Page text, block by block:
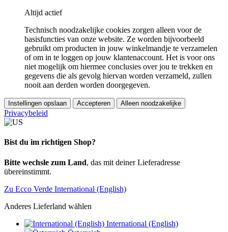
Altijd actief
Technisch noodzakelijke cookies zorgen alleen voor de
basisfuncties van onze website. Ze worden bijvoorbeeld
gebruikt om producten in jouw winkelmandje te verzamelen
of om in te loggen op jouw klantenaccount. Het is voor ons
niet mogelijk om hiermee conclusies over jou te trekken en
gegevens die als gevolg hiervan worden verzameld, zullen
nooit aan derden worden doorgegeven.
Instellingen opslaan Accepteren Alleen noodzakelijke
Privacybeleid
Bist du im richtigen Shop?
Bitte wechsle zum Land, das mit deiner Lieferadresse
übereinstimmt.
Zu Ecco Verde International (English)
Anderes Lieferland wählen
International (English)